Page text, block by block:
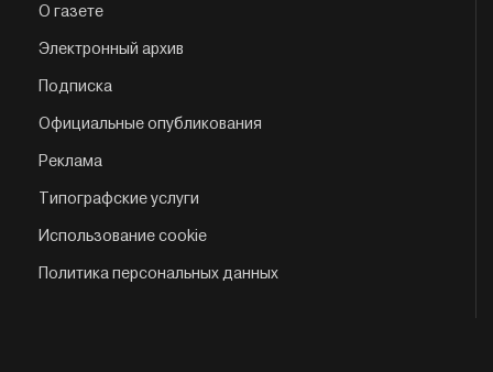
О газете
Электронный архив
Подписка
Официальные опубликования
Реклама
Типографские услуги
Использование cookie
Политика персональных данных